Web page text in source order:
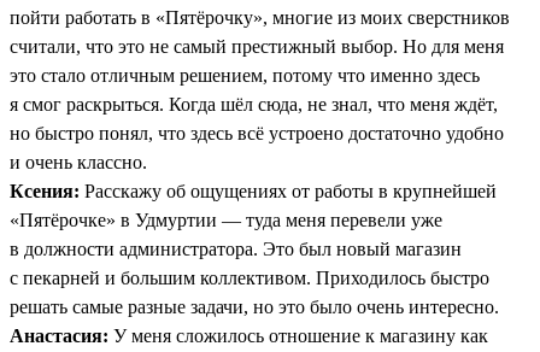
пойти работать в «Пятёрочку», многие из моих сверстников
считали, что это не самый престижный выбор. Но для меня
это стало отличным решением, потому что именно здесь
я смог раскрыться. Когда шёл сюда, не знал, что меня ждёт,
но быстро понял, что здесь всё устроено достаточно удобно
и очень классно.
Ксения: Расскажу об ощущениях от работы в крупнейшей
«Пятёрочке» в Удмуртии — туда меня перевели уже
в должности администратора. Это был новый магазин
с пекарней и большим коллективом. Приходилось быстро
решать самые разные задачи, но это было очень интересно.
Анастасия: У меня сложилось отношение к магазину как